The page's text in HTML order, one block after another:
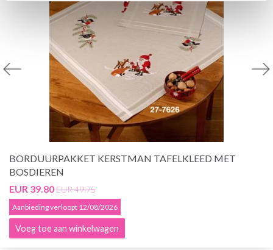
BORDUURPAKKET KERSTMAN TAFELKLEED MET
BOSDIEREN
EUR 39.80EUR 49.75
Aanbieding verloopt 12/08/2026
Voeg toe aan winkelwagen